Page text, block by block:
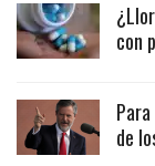
con
de